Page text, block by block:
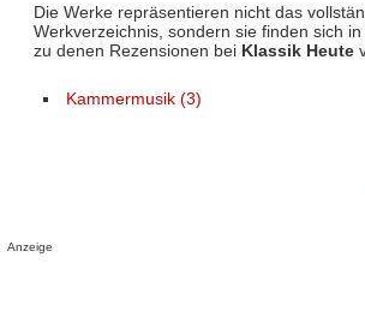
Die Werke repräsentieren nicht das
Werkverzeichnis, sondern sie finden sich in
zu denen Rezensionen bei Klassik Heute
Kammermusik (3)
Anzeige